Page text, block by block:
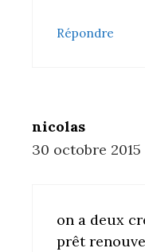
Répondre
nicolas
30 octobre 2015
on a deux
prêt